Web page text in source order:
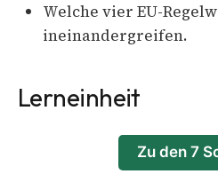
Welche vier EU-
ineinandergreifen.
Lerneinheit
Zu den 7